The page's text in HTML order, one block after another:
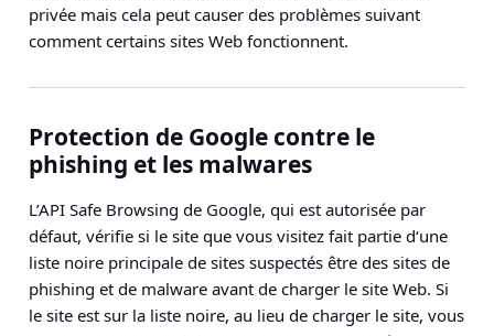
privée mais cela peut causer des problèmes suivant
comment certains sites Web fonctionnent.
Protection de Google contre le
phishing et les malwares
L’API Safe Browsing de Google, qui est autorisée par
défaut, vérifie si le site que vous visitez fait partie d‘une
liste noire principale de sites suspectés être des sites de
phishing et de malware avant de charger le site Web. Si
le site est sur la liste noire, au lieu de charger le site, vous